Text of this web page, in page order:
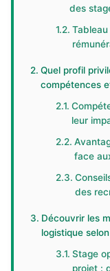
des
Quel profil
compétences
leur
face
des
Découvrir les
logistique
Stage
projet :